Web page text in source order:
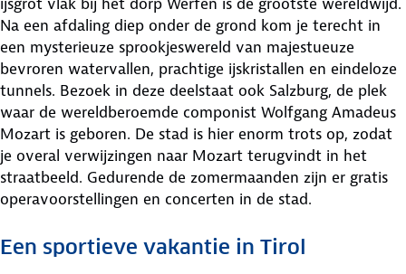
Na een afdaling diep onder de grond kom je terecht in
een mysterieuze sprookjeswereld van majestueuze
bevroren watervallen, prachtige ijskristallen en eindeloze
tunnels. Bezoek in deze deelstaat ook Salzburg, de plek
waar de wereldberoemde componist Wolfgang Amadeus
Mozart is geboren. De stad is hier enorm trots op, zodat
je overal verwijzingen naar Mozart terugvindt in het
straatbeeld. Gedurende de zomermaanden zijn er gratis
operavoorstellingen en concerten in de stad.
Een sportieve vakantie in Tirol